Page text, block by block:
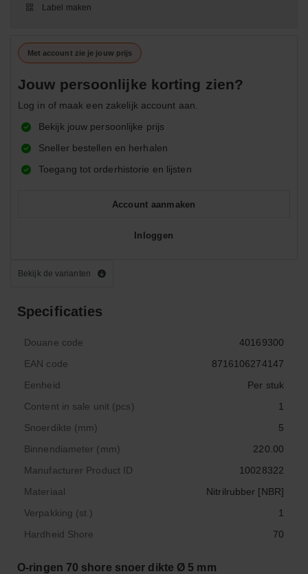
Bekijk de varianten
Specificaties
Douane code
40169300
EAN code
8716106274147
Eenheid
Per stuk
Content in sale unit (pcs)
1
Snoerdikte (mm)
5
Binnendiameter (mm)
220.00
Manufacturer Product ID
10028322
Materiaal
Nitrilrubber [NBR]
Verpakking (st.)
1
Hardheid Shore
70
O-ringen 70 shore snoer dikte Ø 5 mm
Label maken
Met account zie je jouw prijs
Jouw persoonlijke korting zien?
Log in of maak een zakelijk account aan.
Bekijk jouw persoonlijke prijs
Sneller bestellen en herhalen
Toegang tot orderhistorie en lijsten
Account aanmaken
Inloggen